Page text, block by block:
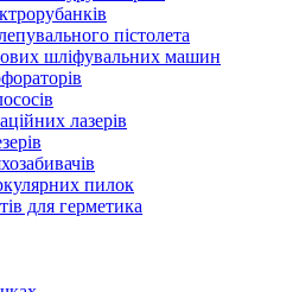
пістолета
шліфувальних машин
лазерів
пилок
для герметика